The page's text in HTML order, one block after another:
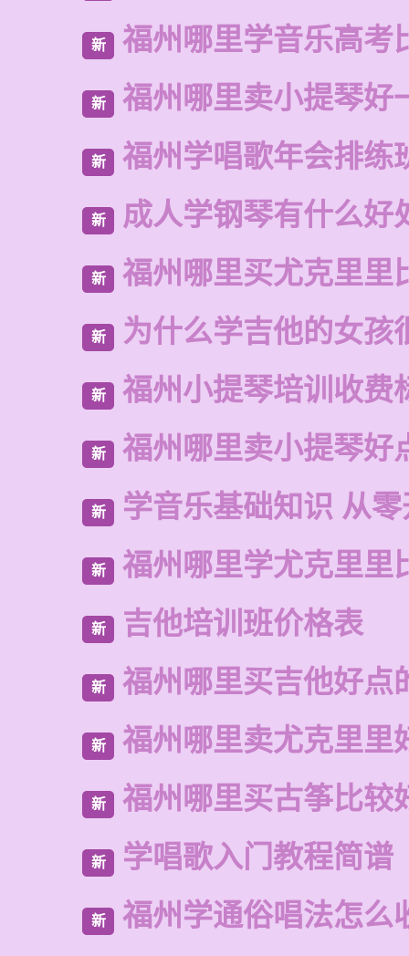
新 福州哪里学音乐高考
新 福州哪里卖小提琴好
新 福州学唱歌年会排练
新 成人学钢琴有什么好
新 福州哪里买尤克里里
新 为什么学吉他的女孩
新 福州小提琴培训收费
新 福州哪里卖小提琴好
新 学音乐基础知识 从
新 福州哪里学尤克里里
新 吉他培训班价格表
新 福州哪里买吉他好点
新 福州哪里卖尤克里里
新 福州哪里买古筝比较
新 学唱歌入门教程简谱
新 福州学通俗唱法怎么